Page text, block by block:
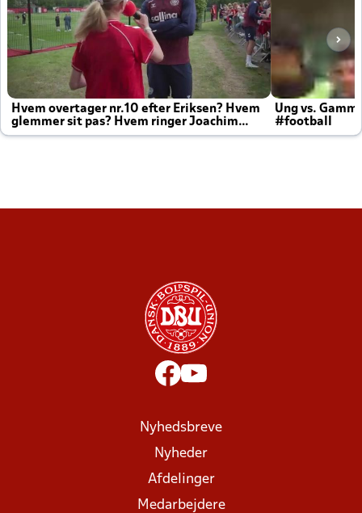
Hvem overtager nr.10 efter Eriksen? Hvem
glemmer sit pas? Hvem ringer Joachim
altid til efter kampe?
Ung vs.
#football
Nyhedsbreve
Nyheder
Afdelinger
Medarbejdere